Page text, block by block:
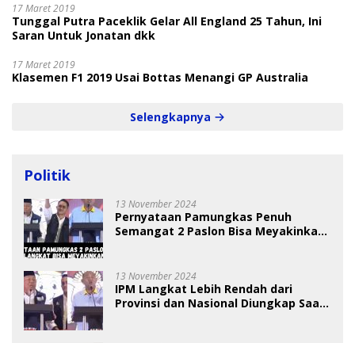
17 Maret 2019
Tunggal Putra Paceklik Gelar All England 25 Tahun, Ini
Saran Untuk Jonatan dkk
17 Maret 2019
Klasemen F1 2019 Usai Bottas Menangi GP Australia
Selengkapnya
Politik
13 November 2024
Pernyataan Pamungkas Penuh
Semangat 2 Paslon Bisa Meyakinkan
13 November 2024
IPM Langkat Lebih Rendah dari
Provinsi dan Nasional Diungkap Saat